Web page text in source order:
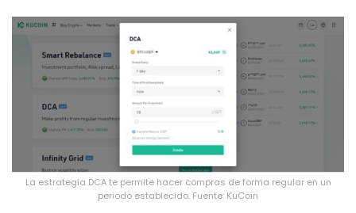
La estrategia DCA te permite hacer compras de forma regular en un
periodo establecido. Fuente: KuCoin